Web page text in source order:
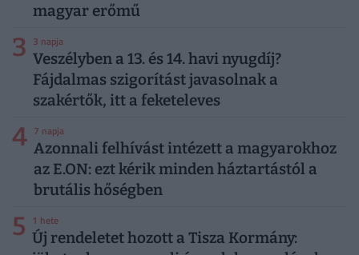
magyar erőmű
3 3 napja
Veszélyben a 13. és 14. havi nyugdíj?
Fájdalmas szigorítást javasolnak a
szakértők, itt a feketeleves
4 7 napja
Azonnali felhívást intézett a magyarokhoz
az E.ON: ezt kérik minden háztartástól a
brutális hőségben
5 1 hete
Új rendeletet hozott a Tisza Kormány: